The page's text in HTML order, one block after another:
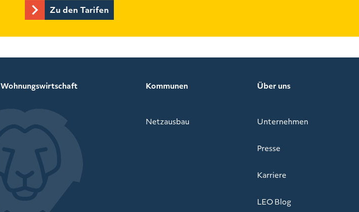
Zu den Tarifen
Wohnungswirtschaft Kommunen
Netzausbau
Über uns
Unternehmen
Presse
Karriere
LEO Blog